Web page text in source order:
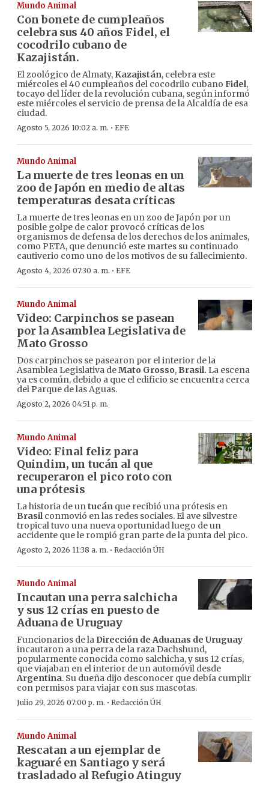
Mundo Animal
Con bonete de cumpleaños
celebra sus 40 años Fidel, el
cocodrilo cubano de
Kazajistán.
El zoológico de Almaty, Kazajistán, celebra este
miércoles el 40 cumpleaños del cocodrilo cubano Fidel,
tocayo del líder de la revolución cubana, según informó
este miércoles el servicio de prensa de la Alcaldía de esa
ciudad.
Agosto 5, 2026 10:02 a. m. · EFE
Mundo Animal
La muerte de tres leonas en un
zoo de Japón en medio de altas
temperaturas desata críticas
La muerte de tres leonas en un zoo de Japón por un
posible golpe de calor provocó críticas de los
organismos de defensa de los derechos de los animales,
como PETA, que denunció este martes su continuado
cautiverio como uno de los motivos de su fallecimiento.
Agosto 4, 2026 07:30 a. m. · EFE
Mundo Animal
Video: Carpinchos se pasean
por la Asamblea Legislativa de
Mato Grosso
Dos carpinchos se pasearon por el interior de la
Asamblea Legislativa deMato Grosso, Brasil. La escena
ya es común, debido a que el edificio se encuentra cerca
del Parque de las Aguas.
Agosto 2, 2026 04:51 p. m.
Mundo Animal
Video: Final feliz para
Quindim, un tucán al que
recuperaron el pico roto con
una prótesis
La historia de untucán que recibió una prótesis en
Brasilconmovió en las redes sociales. El ave silvestre
tropical tuvo una nueva oportunidad luego de un
accidente que le rompió gran parte de la punta del pico.
Agosto 2, 2026 11:38 a. m. · Redacción ÚH
Mundo Animal
Incautan una perra salchicha
y sus 12 crías en puesto de
Aduana de Uruguay
Funcionarios de la Dirección de Aduanas de Uruguay
incautaron a una perra de la raza Dachshund,
popularmente conocida como salchicha, y sus 12 crías,
que viajaban en el interior de un automóvil desde
Argentina. Su dueña dijo desconocer que debía cumplir
con permisos para viajar con sus mascotas.
Julio 29, 2026 07:00 p. m. · Redacción ÚH
Mundo Animal
Rescatan a un ejemplar de
kaguaré en Santiago y será
trasladado al Refugio Atinguy